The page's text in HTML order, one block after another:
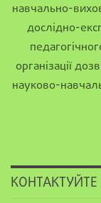
навчально-
дослідно-
організації
науково-